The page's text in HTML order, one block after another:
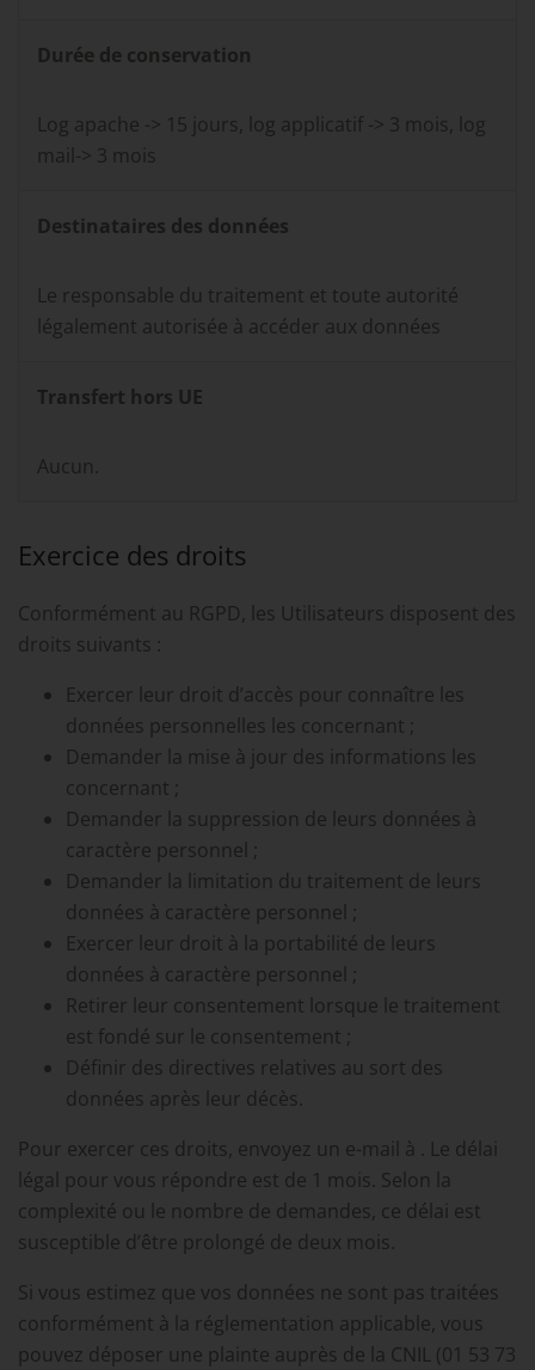
Durée de conservation
Log apache -> 15 jours, log applicatif -> 3 mois, log
mail-> 3 mois
Destinataires des données
Le responsable du traitement et toute autorité
légalement autorisée à accéder aux données
Transfert hors UE
Aucun.
Exercice des droits
Conformément au RGPD, les Utilisateurs disposent des
droits suivants :
Exercer leur droit d’accès pour connaître les
données personnelles les concernant ;
Demander la mise à jour des informations les
concernant ;
Demander la suppression de leurs données à
caractère personnel ;
Demander la limitation du traitement de leurs
données à caractère personnel ;
Exercer leur droit à la portabilité de leurs
données à caractère personnel ;
Retirer leur consentement lorsque le traitement
est fondé sur le consentement ;
Définir des directives relatives au sort des
données après leur décès.
Pour exercer ces droits, envoyez un e-mail à . Le délai
légal pour vous répondre est de 1 mois. Selon la
complexité ou le nombre de demandes, ce délai est
susceptible d’être prolongé de deux mois.
Si vous estimez que vos données ne sont pas traitées
conformément à la réglementation applicable, vous
pouvez déposer une plainte auprès de la CNIL (01 53 73